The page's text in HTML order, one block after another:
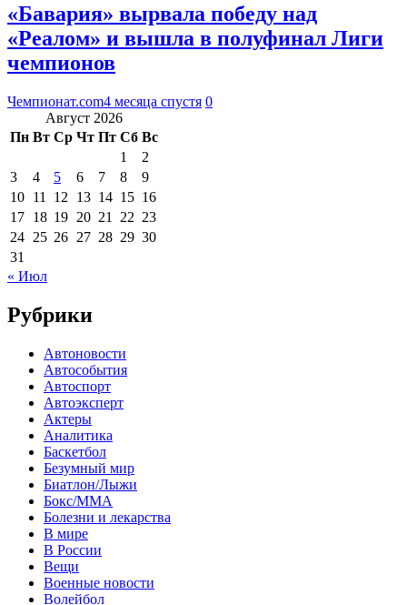
«Бавария» вырвала победу над
«Реалом» и вышла в полуфинал Лиги
чемпионов
Чемпионат.com4 месяца спустя 0
Август 2026
Пн Вт Ср Чт Пт Сб Вс
1
2
3
4 5 6 7 8
9
10 11 12 13 14 15 16
17 18 19 20 21 22 23
24 25 26 27 28 29 30
31
« Июл
Рубрики
Автоновости
Автособытия
Автоспорт
Автоэксперт
Актеры
Аналитика
Баскетбол
Безумный мир
Биатлон/Лыжи
Бокс/MMA
Болезни и лекарства
В мире
В России
Вещи
Военные новости
Волейбол